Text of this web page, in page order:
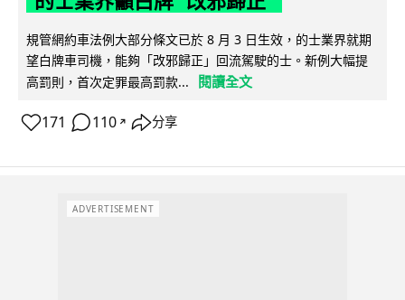
規管網約車法例大部分條文已於 8 月 3 日生效，的士業界就期
望白牌車司機，能夠「改邪歸正」回流駕駛的士。新例大幅提
高罰則，首次定罪最高罰款...
閱讀全文
171 110 ↗ 分享
ADVERTISEMENT